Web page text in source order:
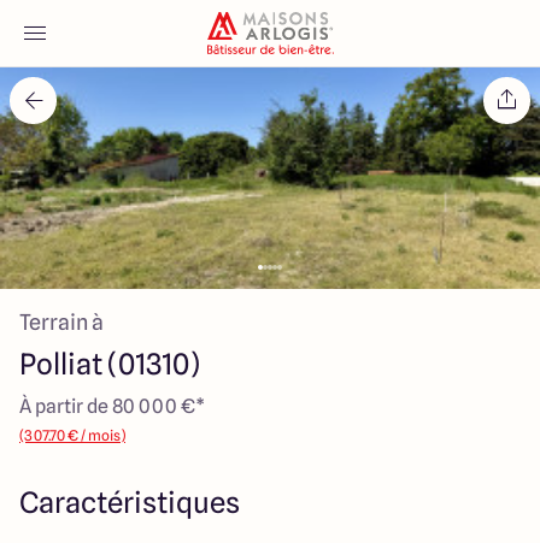
Accueil
Nos maisons
Nos annonces
Votre projet
Qui sommes-nous
Maisons ARLOGIS Macon
Terrain à
Polliat (01310)
À partir de 80 000 €*
(307.70 € / mois)
Caractéristiques